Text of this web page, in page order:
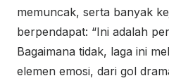
memuncak, serta banyak
berpendapat: “Ini adalah
Bagaimana tidak, laga ini
elemen emosi, dari gol